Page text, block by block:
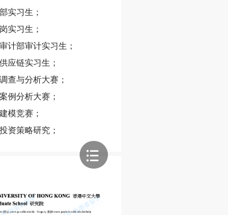
实习生；
实习生；
计部审计实习生；
应链实习生；
查与分析大赛；
例分析大赛；
模竞赛；
资策略研究；